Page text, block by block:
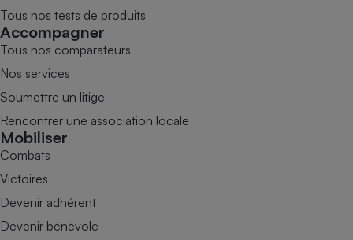
Tous nos tests de produits
Accompagner
Tous nos comparateurs
Nos services
Soumettre un litige
Rencontrer une association locale
Mobiliser
Combats
Victoires
Devenir adhérent
Devenir bénévole